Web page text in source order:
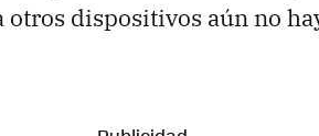
otros dispositivos aún no